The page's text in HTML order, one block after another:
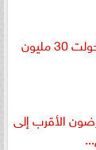
عبدالعزيز محسن يكتب: كيف تحولت 30 مليون
الأقرب إلى